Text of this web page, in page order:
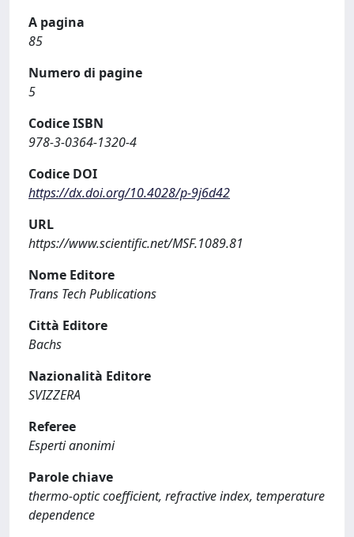
A pagina
85
Numero di pagine
5
Codice ISBN
978-3-0364-1320-4
Codice DOI
https://dx.doi.org/10.4028/p-9j6d42
URL
https://www.scientific.net/MSF.1089.81
Nome Editore
Trans Tech Publications
Città Editore
Bachs
Nazionalità Editore
SVIZZERA
Referee
Esperti anonimi
Parole chiave
thermo-optic coefficient, refractive index, temperature
dependence